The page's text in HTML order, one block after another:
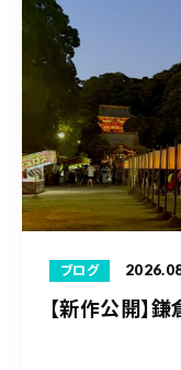
ブログ
【新作公開】